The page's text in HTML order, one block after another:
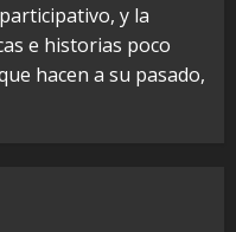
y la
e historias poco
hacen a su pasado,